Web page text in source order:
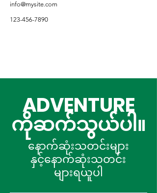
info@mysite.com
123-456-7890
ADVENTURE
ကိုဆက်သွယ်ပါ။
နောက်ဆုံးသတင်းများ
နှင့်နောက်ဆုံးသတင်း
များရယူပါ